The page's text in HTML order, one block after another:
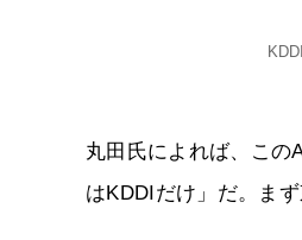
丸田氏によれば、この
はKDDIだけ」だ。ま